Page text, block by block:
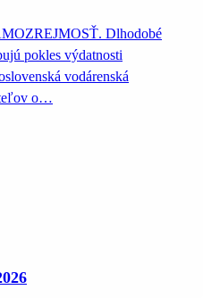
Dlhodobé
pokles výdatnosti
vodárenská
o…